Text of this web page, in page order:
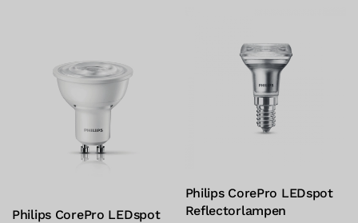
Philips CorePro LEDspot
Philips CorePro LEDspot
Reflectorlampen